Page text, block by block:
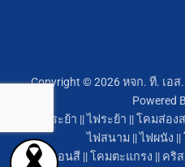
Copyright © 2026 หจก. ที. เอส
Powered
โคมไฟระย้า ||ไฟระย้า ||โคมส่อง
ไฟสนาม ||ไฟผนัง ||
หลอดนีออนสี ||โคมตะแกรง || คริ